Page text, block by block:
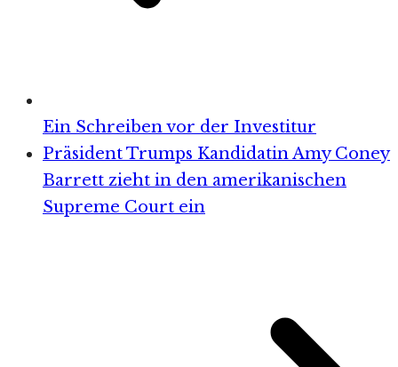
Ein Schreiben vor der Investitur
Präsident Trumps Kandidatin Amy Coney
Barrett zieht in den amerikanischen
Supreme Court ein